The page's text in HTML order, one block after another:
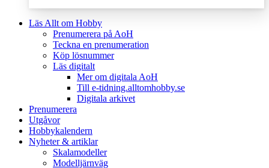
Läs Allt om Hobby
Prenumerera på AoH
Teckna en prenumeration
Köp lösnummer
Läs digitalt
Mer om digitala AoH
Till e-tidning.alltomhobby.se
Digitala arkivet
Prenumerera
Utgåvor
Hobbykalendern
Nyheter & artiklar
Skalamodeller
Modelljärnväg